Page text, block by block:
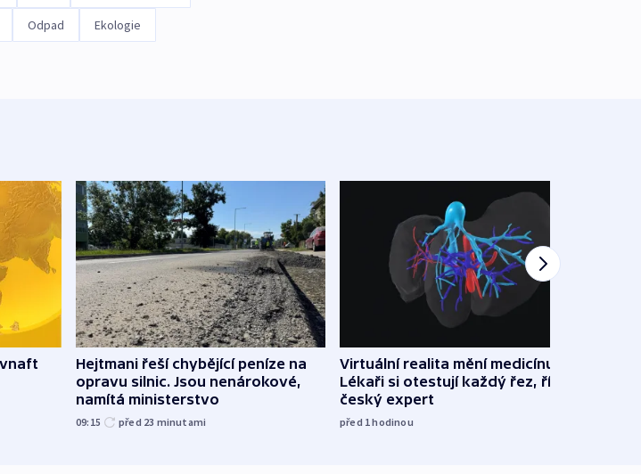
Odpad Ekologie
Hejtmani řeší chybějící peníze na
opravu silnic. Jsou nenárokové,
namítá ministerstvo
09:15 před 23 minutami
Virtuální realita mění medicínu.
Lékaři si otestují každý řez, říká
český expert
před 1hodinou